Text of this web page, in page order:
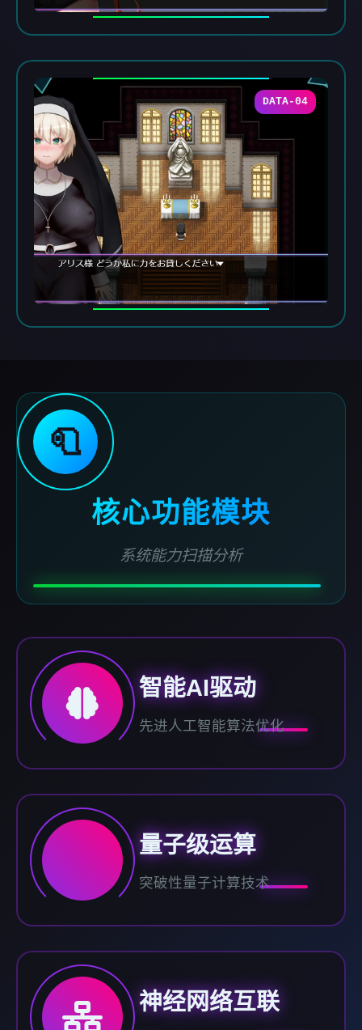
DATA-04
🧻
核心功能模块
系统能力扫描分析
智能AI驱动
先进人工智能算法优化
量子级运算
突破性量子计算技术
神经网络互联